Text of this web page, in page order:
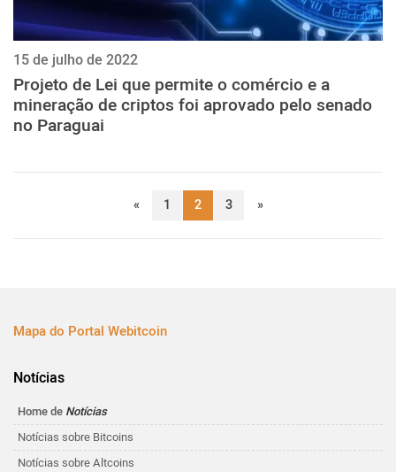
15 de julho de 2022
Projeto de Lei que permite o comércio e a
mineração de criptos foi aprovado pelo senado
no Paraguai
« 1 2 3 »
Mapa do Portal Webitcoin
Notícias
Home de Notícias
Notícias sobre Bitcoins
Notícias sobre Altcoins